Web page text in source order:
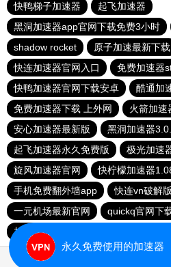
快鸭梯子加速器
起飞加速器
黑洞加速器app官网下载免费3小时
shadow rocket
原子加速最新下载
快连加速器官网入口
免费加速器
快鸭加速器官网下载安卓
酷通加
免费加速器下载 上外网
火箭加速
安心加速器最新版
黑洞加速器
起飞加速器永久免费版
极光加速
旋风加速器官网
快柠檬加速器
手机免费翻外墙app
快连vn破解版
一元机场最新官网
quickq官网下
加速器下载免费使用
永久免费使用的加速器